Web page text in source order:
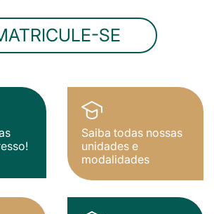
SE
Saiba todas nossas
unidades e
modalidades